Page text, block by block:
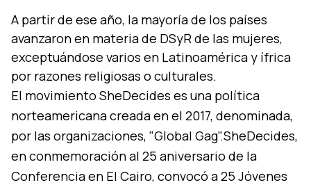
A partir de ese año, la mayorí­a de los paí­ses
avanzaron en materia de DSyR de las mujeres,
exceptuándose varios en Latinoamérica y ífrica
El movimiento SheDecides es una polí­tica
norteamericana creada en el 2017, denominada,
por las organizaciones, "Global Gag".SheDecides,
en conmemoración al 25 aniversario de la
Conferencia en El Cairo, convocó a 25 Jóvenes